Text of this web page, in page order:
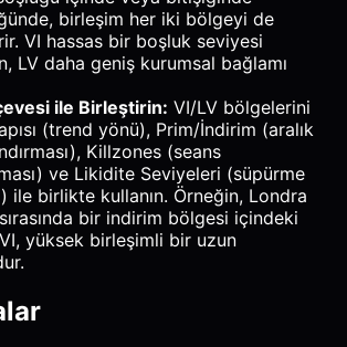
birleşim her iki bölgeyi de
VI hassas bir boşluk seviyesi
LV daha geniş kurumsal bağlamı
ile Birleştirin: VI/LV bölgelerini
(trend yönü), Prim/İndirim (aralık
Killzones (seans
ve Likidite Seviyeleri (süpürme
ile birlikte kullanın. Örneğin, Londra
bir indirim bölgesi içindeki
yüksek birleşimli bir uzun